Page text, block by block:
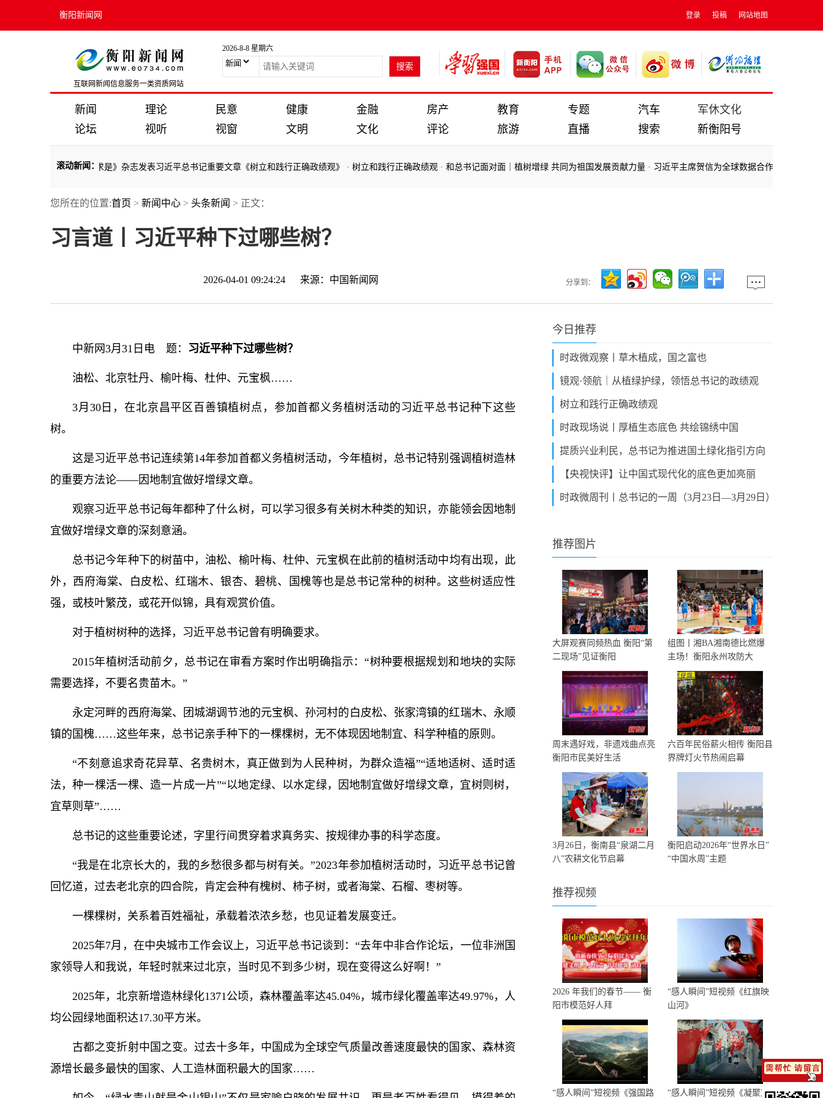
衡阳新闻网 登录 投稿 网站地图
互联网新闻信息服务一类资质网站
2026-8-8 星期六
新闻 理论 民意 健康 金融 房产 教育 专题 汽车
军休文化
论坛
视听 视窗 文明 文化 评论 旅游 直播 搜索 新衡阳号
滚动新闻 ：
总书记的政绩观·《求是》杂志发表习近平总书记重要文章《树立和践行正确政绩观》·树立和践行正确政绩观·和总书记面对面｜植树增绿 共同为祖国发展贡献力量·习近平主席贺信为全球数据合作指明方向、汇聚
总书记的政绩观 ·《求是》杂志发表习近平总书记重要文章《树立和践行正确政绩观》
您所在的位置:首页 > 新闻中心 > 头条新闻 > 正文：
习言道丨习近平种下过哪些树？
2026-04-01 09:24:24 来源： 中国新闻网 分享到：
中新网3月31日电 题： 习近平种下过哪些树？
油松、北京牡丹、榆叶梅、杜仲、元宝枫……
3月30日，在北京昌平区百善镇植树点，参加首都义务植树活动的习近平总书记种下这些
树。
这是习近平总书记连续第14年参加首都义务植树活动，今年植树， 总书记特别强调植树造林
的重要方法论——因地制宜做好增绿文章。
观察习近平总书记每年都种了什么树，可以学习很多有关树木种类的知识，亦能领会因地制
宜做好增绿文章的深刻意涵。
总书记今年种下的树苗中，油松、榆叶梅、杜仲、元宝枫在此前的植树活动中均有出现，此
外，西府海棠、白皮松、红瑞木、银杏、碧桃、国槐等也是总书记常种的树种。这些树适应性
强，或枝叶繁茂，或花开似锦，具有观赏价值。
对于植树树种的选择，习近平总书记曾有明确要求。
2015年植树活动前夕， 总书记在审看方案时作出明确指示：“树种要根据规划和地块的实际
需要选择，不要名贵苗木。”
永定河畔的西府海棠、团城湖调节池的元宝枫、孙河村的白皮松、张家湾镇的红瑞木、永顺
镇的国槐……这些年来， 总书记亲手种下的一棵棵树，无不体现因地制宜、科学种植的原则。
“不刻意追求奇花异草、名贵树木，真正做到为人民种树，为群众造福”“适地适树、适时适
法，种一棵活一棵、造一片成一片”“以地定绿、以水定绿，因地制宜做好增绿文章，宜树则树，
宜草则草”……
总书记的这些重要论述，字里行间贯穿着求真务实、按规律办事的科学态度。
“我是在北京长大的，我的乡愁很多都与树有关。”2023年参加植树活动时，习近平总书记曾
回忆道，过去老北京的四合院，肯定会种有槐树、柿子树，或者海棠、石榴、枣树等。
一棵棵树，关系着百姓福祉，承载着浓浓乡愁，也见证着发展变迁。
2025年7月，在中央城市工作会议上，习近平总书记谈到：“去年中非合作论坛，一位非洲国
家领导人和我说，年轻时就来过北京，当时见不到多少树，现在变得这么好啊！”
2025年，北京新增造林绿化1371公顷，森林覆盖率达45.04%，城市绿化覆盖率达49.97%，人
均公园绿地面积达17.30平方米。
古都之变折射中国之变。过去十多年，中国成为全球空气质量改善速度最快的国家、森林资
源增长最多最快的国家、人工造林面积最大的国家……
今日推荐
时政微观察丨草木植成，国之富也
镜观·领航｜从植绿护绿，领悟总书记的政绩观
树立和践行正确政绩观
时政现场说丨厚植生态底色 共绘锦绣中国
提质兴业利民，总书记为推进国土绿化指引方向
【央视快评】让中国式现代化的底色更加亮丽
时政微周刊丨总书记的一周（3月23日—3月29日）
推荐图片
大屏观赛同频热血 衡阳“第
二现场”见证衡阳
组图丨湘BA湘南德比燃爆
主场！衡阳永州攻防大
周末遇好戏，非遗戏曲点亮
衡阳市民美好生活
六百年民俗薪火相传 衡阳县
界牌灯火节热闹启幕
3月26日，衡南县“泉湖二月
八”农耕文化节启幕
衡阳启动2026年“世界水日”
“中国水周”主题
推荐视频
2026 年我们的春节—— 衡
阳市模范好人拜
“感人瞬间”短视频《红旗映
山河》
“感人瞬间”短视频《强国路 “感人瞬间”短视频《凝聚》